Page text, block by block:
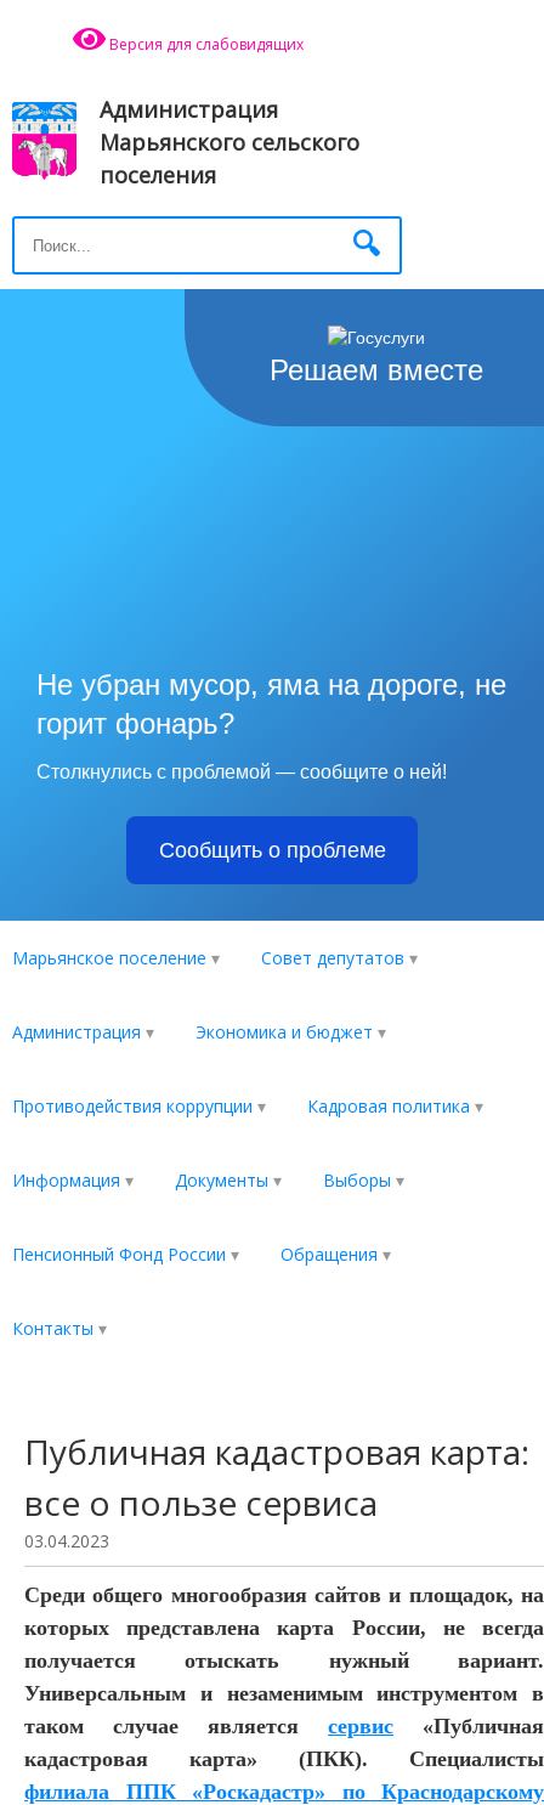
Версия для слабовидящих
Администрация
Марьянского сельского
поселения
Решаем вместе
Не убран мусор, яма на дороге, не
горит фонарь?
Столкнулись с проблемой — сообщите о ней!
Сообщить о проблеме
Марьянское поселение Совет депутатов
Администрация Экономика и бюджет
Противодействия коррупции Кадровая политика
Информация Документы Выборы
Пенсионный Фонд России Обращения
Контакты
Публичная кадастровая карта:
все о пользе сервиса
03.04.2023
Среди общего многообразия сайтов и площадок, на
которых представлена карта России, не всегда
получается отыскать нужный вариант.
Универсальным и незаменимым инструментом в
таком случае является сервис «Публичная
кадастровая карта» (ПКК). Специалисты
филиала ППК «Роскадастр» по Краснодарскому